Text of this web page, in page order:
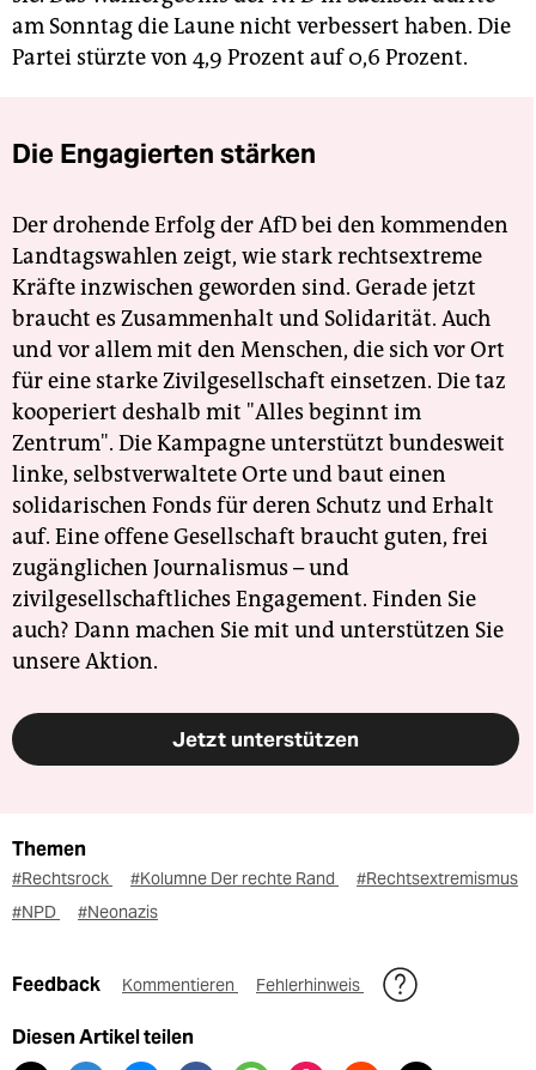
am Sonntag die Laune nicht verbessert haben. Die
Partei stürzte von 4,9 Prozent auf 0,6 Prozent.
Die Engagierten stärken
Der drohende Erfolg der AfD bei den kommenden
Landtagswahlen zeigt, wie stark rechtsextreme
Kräfte inzwischen geworden sind. Gerade jetzt
braucht es Zusammenhalt und Solidarität. Auch
und vor allem mit den Menschen, die sich vor Ort
für eine starke Zivilgesellschaft einsetzen. Die taz
kooperiert deshalb mit "Alles beginnt im
Zentrum". Die Kampagne unterstützt bundesweit
linke, selbstverwaltete Orte und baut einen
solidarischen Fonds für deren Schutz und Erhalt
auf. Eine offene Gesellschaft braucht guten, frei
zugänglichen Journalismus – und
zivilgesellschaftliches Engagement. Finden Sie
auch? Dann machen Sie mit und unterstützen Sie
unsere Aktion.
Jetzt unterstützen
Themen
#Rechtsrock #Kolumne Der rechte Rand
#Rechtsextremismus
#NPD
#Neonazis
Feedback Kommentieren Fehlerhinweis
Diesen Artikel teilen